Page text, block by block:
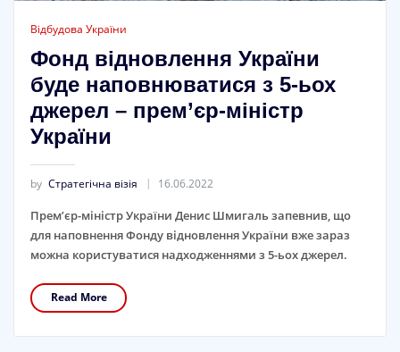
Відбудова України
Фонд відновлення України
буде наповнюватися з 5-ьох
джерел – прем’єр-міністр
України
by Стратегічна візія 16.06.2022
Прем’єр-міністр України Денис Шмигаль запевнив, що
для наповнення Фонду відновлення України вже зараз
можна користуватися надходженнями з 5-ьох джерел.
Read More